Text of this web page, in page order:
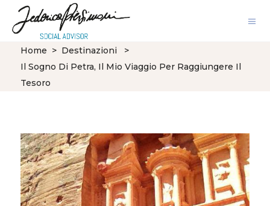
Home > Destinazioni
>
Il Sogno Di Petra, Il Mio Viaggio Per Raggiungere Il
Tesoro